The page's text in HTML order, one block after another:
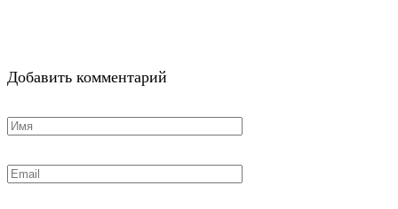
Добавить комментарий
Имя
Email